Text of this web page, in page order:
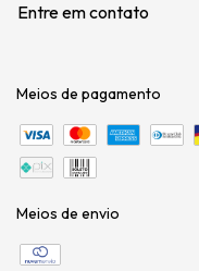
Entre em contato
Meios de pagamento
Meios de envio